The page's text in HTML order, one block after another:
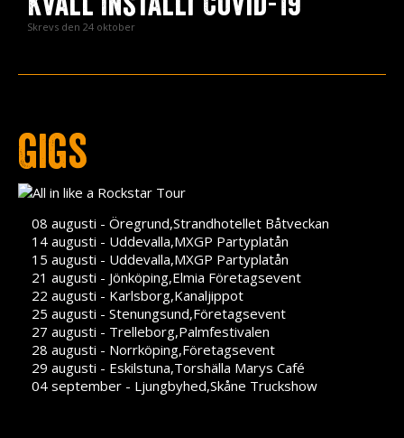
Videos
Contact
Skrevs den 24 oktober
Gigs
08 augusti - Öregrund,Strandhotellet Båtveckan
14 augusti - Uddevalla,MXGP Partyplatån
15 augusti - Uddevalla,MXGP Partyplatån
21 augusti - Jönköping,Elmia Företagsevent
22 augusti - Karlsborg,Kanaljippot
25 augusti - Stenungsund,Företagsevent
27 augusti - Trelleborg,Palmfestivalen
28 augusti - Norrköping,Företagsevent
29 augusti - Eskilstuna,Torshälla Marys Café
04 september - Ljungbyhed,Skåne Truckshow